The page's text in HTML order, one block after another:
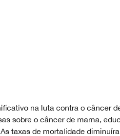
na luta contra o câncer
sobre o câncer de mama,
taxas de mortalidade